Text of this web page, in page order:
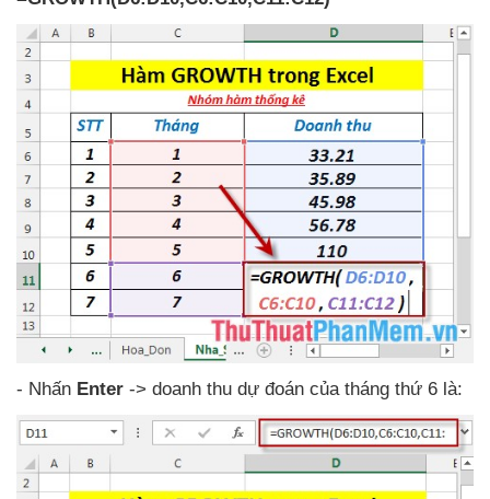
- Nhấn Enter -> doanh thu dự đoán của tháng thứ 6 là: